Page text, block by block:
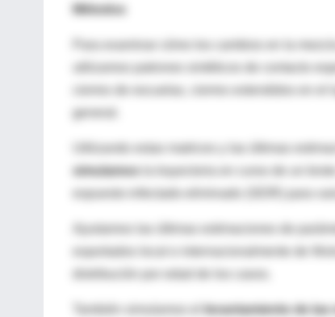
Métodos
Para examinar cómo los cambios en la
utilizamos patrones sintéticos de contacto
cierres de escuelas, cierres extendidos en
general.
Utilizando estas matrices y las últimas
simulamos
exportados local e internacionalmente de
levantamiento de las